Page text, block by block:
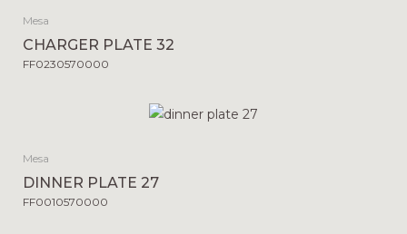
Mesa
CHARGER PLATE 32
FF0230570000
Mesa
DINNER PLATE 27
FF0010570000